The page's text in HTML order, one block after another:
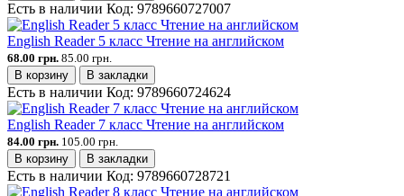
Есть в наличии Код: 9789660727007
English Reader 5 класс Чтение на английском
68.00 грн. 85.00 грн.
В корзину
В закладки
Есть в наличии Код: 9789660724624
English Reader 7 класс Чтение на английском
84.00 грн. 105.00 грн.
В корзину
В закладки
Есть в наличии Код: 9789660728721